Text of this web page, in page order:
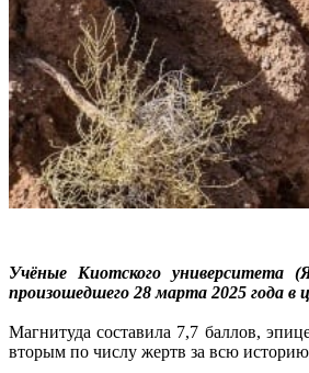
Учёные Киотского университета
произошедшего 28 марта 2025 года
Магнитуда составила 7,7 баллов,
вторым по числу жертв за всю